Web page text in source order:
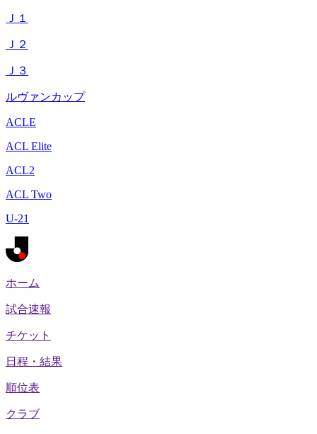
Ｊ１
Ｊ２
Ｊ３
ルヴァンカップ
ACLE
ACL Elite
ACL2
ACL Two
U-21
ホーム
試合速報
チケット
日程・結果
順位表
クラブ